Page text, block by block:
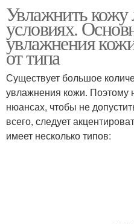
Увлажнить
условиях.
увлажнения
от типа
Существует большое
увлажнения кожи. Поэтому
нюансах, чтобы не
всего, следует
имеет несколько типов: